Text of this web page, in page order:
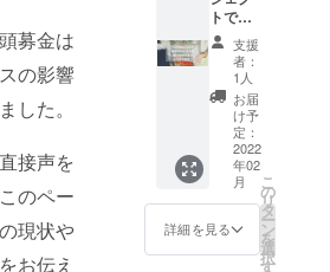
募金は
の影響
した。
接声を
のペー
現状や
お伝え
法人あ
しなが
育英会
に寄付
し、大
切に使
用させ
ていた
だきま
す。 ご
支援者
情報を
トでい
ただき
ました
ご支援
は、病
気や災
害・自
死で親
を亡く
したり
親に障
がいが
ある家
庭の学
支援
者：
1人
お届
け予
定：
2022
年02
月
詳細を見る
こ
の
リ
タ
ー
ン
を
選
択
す